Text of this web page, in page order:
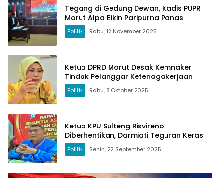
Tegang di Gedung Dewan, Kadis PUPR
Morut Alpa Bikin Paripurna Panas
Politik Rabu, 12 November 2025
Ketua DPRD Morut Desak Kemnaker
Tindak Pelanggar Ketenagakerjaan
Politik Rabu, 8 Oktober 2025
Ketua KPU Sulteng Risvirenol
Diberhentikan, Darmiati Teguran Keras
Politik Senin, 22 September 2025